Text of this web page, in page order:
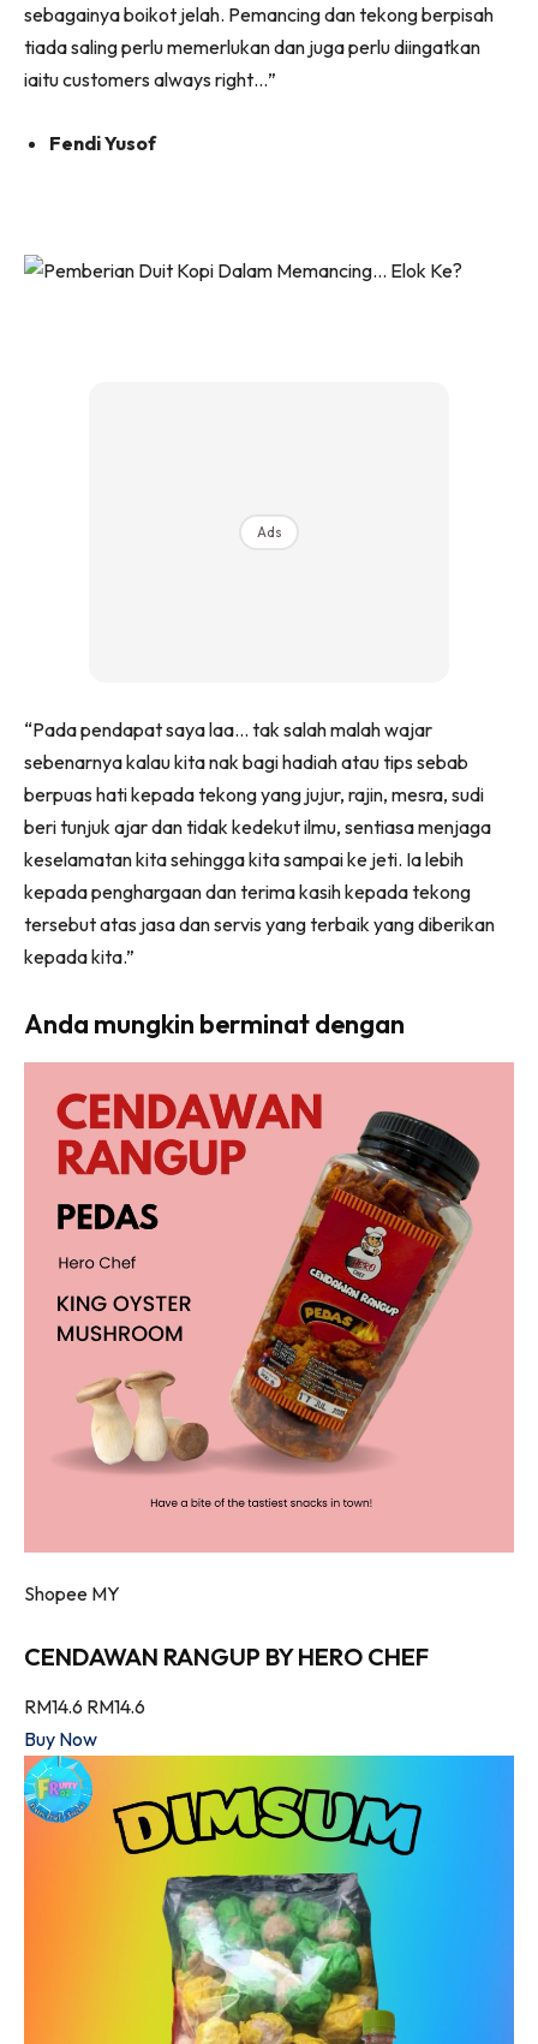
sebagainya boikot jelah. Pemancing dan tekong berpisah
tiada saling perlu memerlukan dan juga perlu diingatkan
iaitu customers always right…”
Fendi Yusof
Ads
“Pada pendapat saya laa… tak salah malah wajar
sebenarnya kalau kita nak bagi hadiah atau tips sebab
berpuas hati kepada tekong yang jujur, rajin, mesra, sudi
beri tunjuk ajar dan tidak kedekut ilmu, sentiasa menjaga
keselamatan kita sehingga kita sampai ke jeti. Ia lebih
kepada penghargaan dan terima kasih kepada tekong
tersebut atas jasa dan servis yang terbaik yang diberikan
kepada kita.”
Anda mungkin berminat dengan
Shopee MY
CENDAWAN RANGUP BY HERO CHEF
RM14.6 RM14.6
Buy Now